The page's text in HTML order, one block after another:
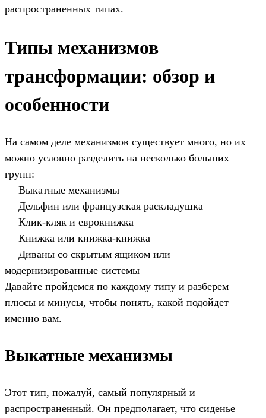
распространенных типах.
Типы механизмов
трансформации: обзор и
особенности
На самом деле механизмов существует много, но их
можно условно разделить на несколько больших
групп:
— Выкатные механизмы
— Дельфин или французская раскладушка
— Клик-кляк и еврокнижка
— Книжка или книжка-книжка
— Диваны со скрытым ящиком или
модернизированные системы
Давайте пройдемся по каждому типу и разберем
плюсы и минусы, чтобы понять, какой подойдет
именно вам.
Выкатные механизмы
Этот тип, пожалуй, самый популярный и
распространенный. Он предполагает, что сиденье